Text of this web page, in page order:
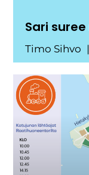
Sari
Timo Sihvo